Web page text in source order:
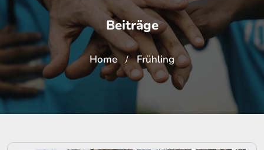
Beiträge
Home / Frühling